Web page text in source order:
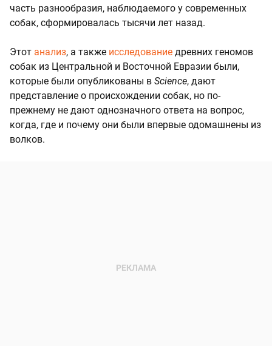
часть разнообразия, наблюдаемого у современных
собак, сформировалась тысячи лет назад.
Этот анализ, а также исследование древних геномов
собак из Центральной и Восточной Евразии были,
которые были опубликованы в Science, дают
представление о происхождении собак, но по-
прежнему не дают однозначного ответа на вопрос,
когда, где и почему они были впервые одомашнены из
волков.